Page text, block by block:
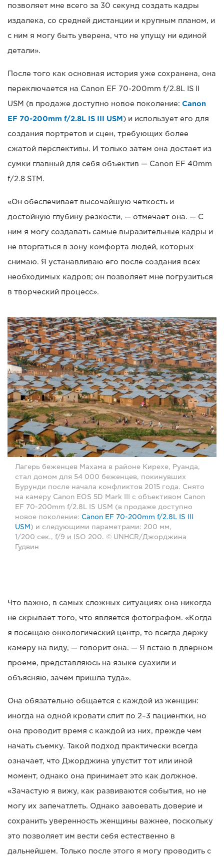
позволяет мне всего за 30 секунд создать кадры
издалека, со средней дистанции и крупным планом, и
с ним я могу быть уверена, что не упущу ни единой
детали».
После того как основная история уже сохранена, она
переключается на Canon EF 70-200mm f/2.8L IS II
USM (в продаже доступно новое поколение: Canon
EF 70-200mm f/2.8L IS III USM) и использует его для
создания портретов и сцен, требующих более
сжатой перспективы. И только затем она достает из
сумки главный для себя объектив — Canon EF 40mm
f/2.8 STM.
«Он обеспечивает высочайшую четкость и
достойную глубину резкости, — отмечает она. — С
ним я могу создавать самые выразительные кадры и
не вторгаться в зону комфорта людей, которых
снимаю. Я устанавливаю его после создания всех
необходимых кадров; он позволяет мне погрузиться
в творческий процесс».
Лагерь беженцев Махама в районе Кирехе, Руанда,
стал домом для 54 000 беженцев, покинувших
Бурунди после начала конфликтов 2015 года. Снято
на камеру Canon EOS 5D Mark III с объективом Canon
EF 70-200mm f/2.8L IS USM (в продаже доступно
новое поколение: Canon EF 70-200mm f/2.8L IS III
USM ) и следующими параметрами: 200 мм,
1/200 сек., f/9 и ISO 200. © UNHCR/Джорджина
Гудвин
Что важно, в самых сложных ситуациях она никогда
не скрывает того, что является фотографом. «Когда
я посещаю онкологический центр, то всегда держу
камеру на виду, — говорит она. — Я встаю в дверном
проеме, представляюсь на языке суахили и
объясняю, зачем пришла туда».
Она обязательно общается с каждой из женщин:
иногда на одной кровати спит по 2–3 пациентки, но
она проводит время с каждой из них, прежде чем
начать съемку. Такой подход практически всегда
означает, что Джорджина упустит тот или иной
момент, однако она принимает это как должное.
«Зачастую я вижу, как развиваются события, но не
могу их запечатлеть. Однако завоевать доверие и
сохранить уверенность женщины важнее, поскольку
это позволяет им вести себя естественно в
дальнейшем. Только после этого я могу проводить с